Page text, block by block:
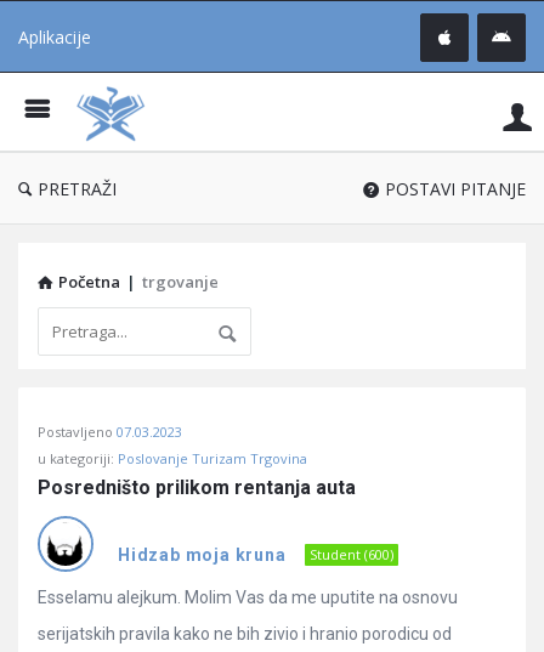
Aplikacije
®
PRETRAŽI POSTAVI PITANJE
Početna | trgovanje
Učene
Latest
Pitanja
Postavljeno 07.03.2023
u kategoriji: Poslovanje Turizam Trgovina
Posredništo prilikom rentanja auta
Hidzab moja kruna Student (600)
Esselamu alejkum. Molim Vas da me uputite na osnovu
serijatskih pravila kako ne bih zivio i hranio porodicu od